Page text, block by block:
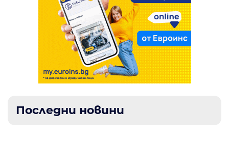
Последни новини